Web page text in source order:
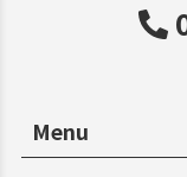
Menu